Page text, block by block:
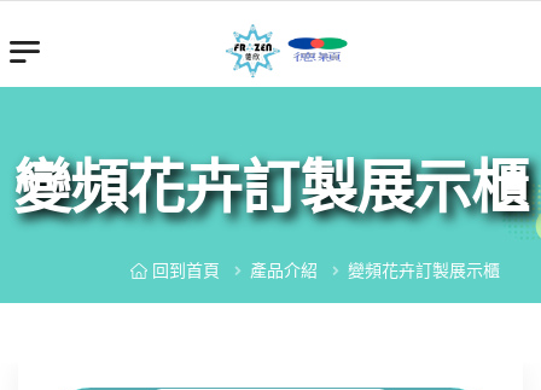
變頻花卉訂製展示櫃
回到首頁 產品介紹 變頻花卉訂製展示櫃